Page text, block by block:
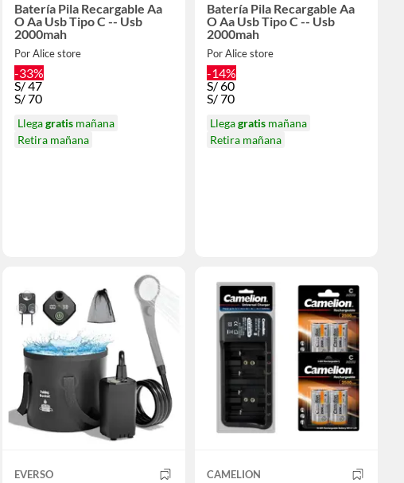
Batería Pila Recargable Aa
O Aa Usb Tipo C -- Usb
2000mah
Por Alice store
-33%
S/47
S/70
Llegagratis mañana
Retira mañana
Batería Pila Recargable Aa
O Aa Usb Tipo C -- Usb
2000mah
Por Alice store
-14%
S/60
S/70
Llegagratis mañana
Retira mañana
EVERSO CAMELION